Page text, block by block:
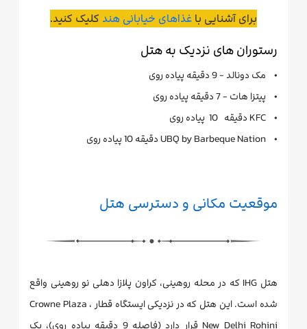
برای آشنایی باغذاهای خیابانی هند کلیک کنید.
رستوران های نزدیک به هتل
• مک دونالد - 9 دقیقه پیاده روی
• پیتزا هات - 7 دقیقه پیاده روی
• KFC دقیقه 10 پیاده روی
• UBQ by Barbeque Nation دقیقه 10 پیاده روی
موقعیت مکانی و دسترسی هتل
هتل IHG که در محله روهینی، کراون پلازا دهلی نو روهینی واقع
شده است. این هتل که در نزدیکی ایستگاه قطار ، Crowne Plaza
New Delhi Rohini قرار دارد (فاصله 9 دقیقه پیاده روی)، یک